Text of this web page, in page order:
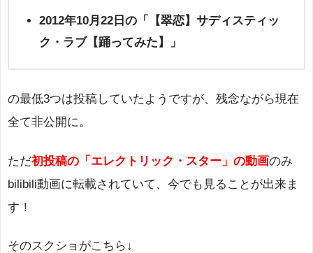
2012年10月22日の「【翠恋】サディスティッ
ク・ラブ【踊ってみた】」
の最低3つは投稿していたようですが、残念ながら現在
全て非公開に。
ただ初投稿の「エレクトリック・スター」の動画のみ
bilibili動画に転載されていて、今でも見ることが出来ま
す！
そのスクショがこちら↓